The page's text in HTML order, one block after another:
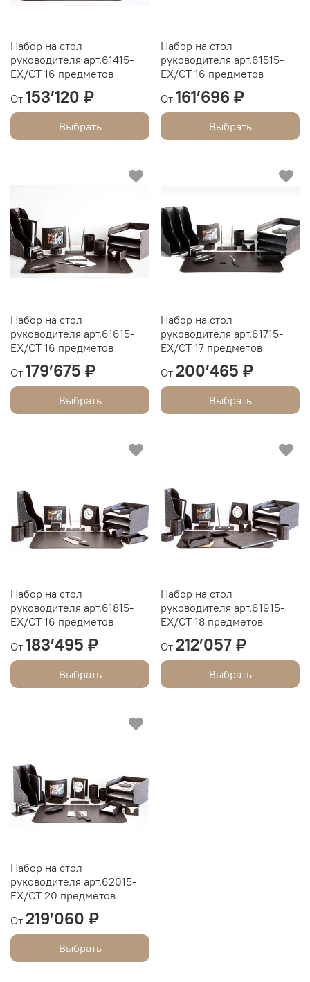
Набор на стол
руководителя арт.61415-
EX/СТ 16 предметов
От 153’120 ₽
Выбрать
Набор на стол
руководителя арт.61515-
EX/СТ 16 предметов
От 161’696 ₽
Выбрать
Набор на стол
руководителя арт.61615-
EX/СТ 16 предметов
От 179’675 ₽
Выбрать
Набор на стол
руководителя арт.61715-
EX/СТ 17 предметов
От 200’465 ₽
Выбрать
Набор на стол
руководителя арт.61815-
EX/СТ 16 предметов
От 183’495 ₽
Выбрать
Набор на стол
руководителя арт.61915-
EX/СТ 18 предметов
От 212’057 ₽
Выбрать
Набор на стол
руководителя арт.62015-
EX/СТ 20 предметов
От 219’060 ₽
Выбрать